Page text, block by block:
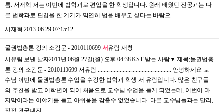
름: 서재혁 저는 이번에 법학과로 편입을 한 학생입니다. 원래 배웠던 전공과는 다
른 법학과로 편입을 한 계기가 막연히 법을 배우고 싶다는 바람으…
서재혁 2013-06-29 07:15:12
물권법총론 강의 소감문 - 2010110699 서 유림 새창
서유림 보낸 날짜2011년 06월 27일(월) 오후 04:38 KST 받는 사람▼ 제목;물권법총
론 강의 소감문 - 2010110699 서유림 .................................................. 안녕하세요 교
수님 이번에 물권법총론 수업을 수강한 법학과 학생 서 유림입니다. 많은 친구들
의 추천을 받고 이학년이 되어 처음으로 교수님 수업을 듣게 되었는데, 이번이 마
지막이라는 이야기를 듣고 아쉬움을 감출수 없었습니다. 다른 교수님들과는 달리,
직접 경국대전…